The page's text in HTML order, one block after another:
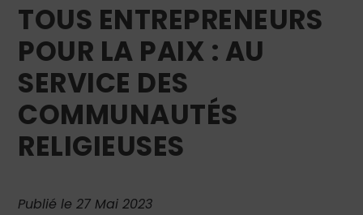
TOUS ENTREPRENEURS
POUR LA PAIX : AU
SERVICE DES
COMMUNAUTÉS
RELIGIEUSES
Publié le 27 Mai 2023